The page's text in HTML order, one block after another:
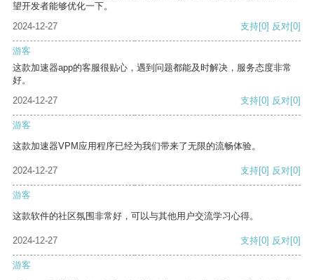
望开发者能够优化一下。
2024-12-27
支持[0] 反对[0]
游客
这款加速器app的客服很贴心，遇到问题都能及时解决，服务态度非常
好。
2024-12-27
支持[0] 反对[0]
游客
这款加速器VPM应用程序已经为我们带来了无限的流畅体验。
2024-12-27 支持[0] 反对[0]
游客
这款软件的社区氛围非常好，可以与其他用户交流学习心得。
2024-12-27 支持[0] 反对[0]
游客